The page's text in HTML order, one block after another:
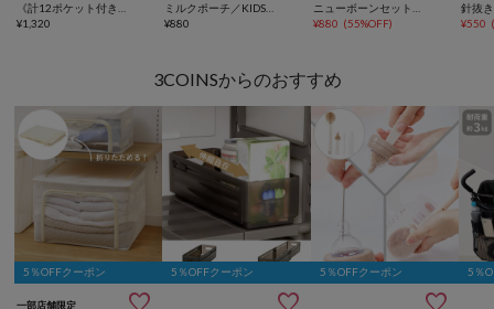
¥1,320
¥880
¥880 (55%OFF) ¥550
3COINSからのおすすめ
5％OFFクーポン
一部店舗限定
5％OFFクーポン 5％OFFクーポン 5％